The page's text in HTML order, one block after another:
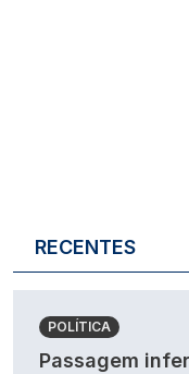
RECENTES
POLÍTICA
Passagem